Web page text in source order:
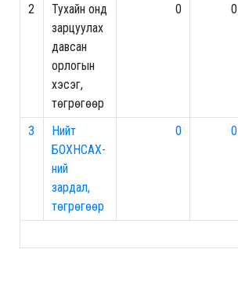
2
Тухайн онд
зарцуулах
давсан
орлогын
хэсэг,
төгрөгөөр
0 0
3
Нийт
БОХНСАХ-
ний
зардал,
төгрөгөөр
0 0